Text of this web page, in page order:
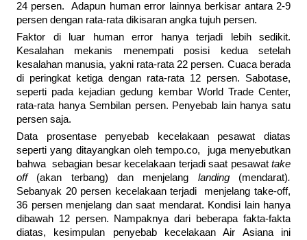
24 persen. Adapun human error lainnya berkisar antara 2-9
persen dengan rata-rata dikisaran angka tujuh persen.
Faktor di luar human error hanya terjadi lebih sedikit.
Kesalahan mekanis menempati posisi kedua setelah
kesalahan manusia, yakni rata-rata 22 persen. Cuaca berada
di peringkat ketiga dengan rata-rata 12 persen. Sabotase,
seperti pada kejadian gedung kembar World Trade Center,
rata-rata hanya Sembilan persen. Penyebab lain hanya satu
persen saja.
Data prosentase penyebab kecelakaan pesawat diatas
seperti yang ditayangkan oleh tempo.co, juga menyebutkan
bahwa sebagian besar kecelakaan terjadi saat pesawat take
off (akan terbang) dan menjelang landing (mendarat).
Sebanyak 20 persen kecelakaan terjadi menjelang take-off,
36 persen menjelang dan saat mendarat. Kondisi lain hanya
dibawah 12 persen. Nampaknya dari beberapa fakta-fakta
diatas, kesimpulan penyebab kecelakaan Air Asiana ini